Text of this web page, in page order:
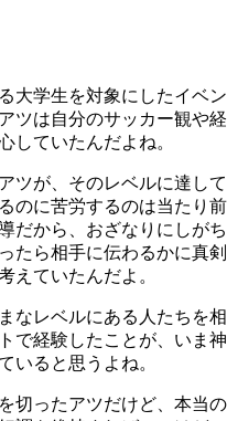
大学生を対象にしたイベン
ツは自分のサッカー観や経
していたんだよね。
ツが、そのレベルに達して
のに苦労するのは当たり前
だから、おざなりにしがち
たら相手に伝わるかに真剣
えていたんだよ。
なレベルにある人たちを相
で経験したことが、いま神
いると思うよね。
切ったアツだけど、本当の